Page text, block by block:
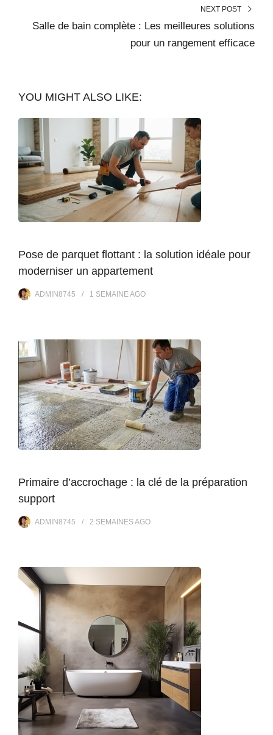
NEXT POST
Salle de bain complète : Les meilleures solutions
pour un rangement efficace
YOU MIGHT ALSO LIKE:
Pose de parquet flottant : la solution idéale pour
moderniser un appartement
ADMIN8745 1 SEMAINE AGO
Primaire d’accrochage : la clé de la préparation
support
ADMIN8745 2 SEMAINESAGO